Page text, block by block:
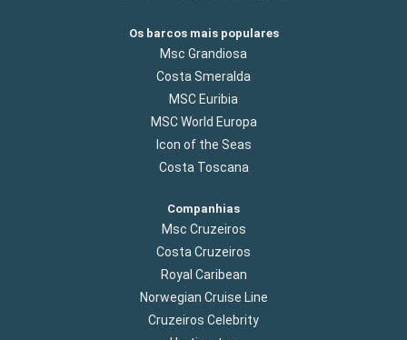
Os barcos mais populares
Msc Grandiosa
Costa Smeralda
MSC Euribia
MSC World Europa
Icon of the Seas
Costa Toscana
Companhias
Msc Cruzeiros
Costa Cruzeiros
Royal Caribean
Norwegian Cruise Line
Cruzeiros Celebrity